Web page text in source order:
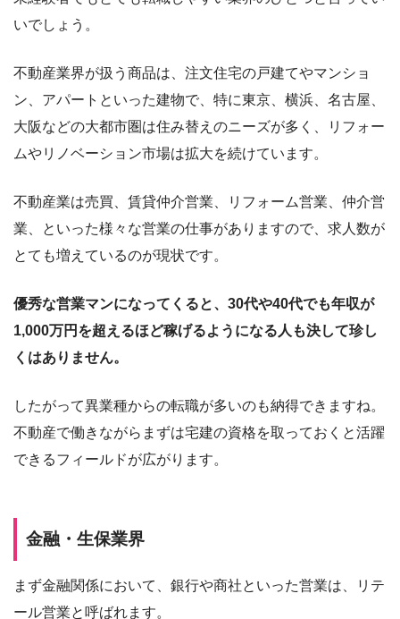
いでしょう。
不動産業界が扱う商品は、注文住宅の戸建てやマンショ
ン、アパートといった建物で、特に東京、横浜、名古屋、
大阪などの大都市圏は住み替えのニーズが多く、リフォー
ムやリノベーション市場は拡大を続けています。
不動産業は売買、賃貸仲介営業、リフォーム営業、仲介営
業、といった様々な営業の仕事がありますので、求人数が
とても増えているのが現状です。
優秀な営業マンになってくると、30代や40代でも年収が
1,000万円を超えるほど稼げるようになる人も決して珍し
くはありません。
したがって異業種からの転職が多いのも納得できますね。
不動産で働きながらまずは宅建の資格を取っておくと活躍
できるフィールドが広がります。
金融・生保業界
まず金融関係において、銀行や商社といった営業は、リテ
ール営業と呼ばれます。